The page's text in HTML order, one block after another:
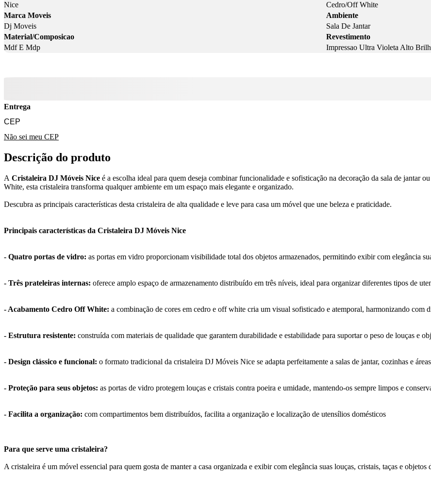
Nice
Cedro/Off White
Marca Moveis
Dj Moveis
Ambiente
Sala De Jantar
Material/Composicao
Mdf E Mdp
Revestimento
Impressao Ultra Violeta Alto
Entrega
Não sei meu CEP
Descrição do produto
A Cristaleira DJ Móveis Nice é a escolha ideal para quem deseja combinar funcionalidade e sofisticação na decoração da sala de jantar
White, esta cristaleira transforma qualquer ambiente em um espaço mais elegante e organizado.
Descubra as principais características desta cristaleira de alta qualidade e leve para casa um móvel que une beleza e praticidade.
Principais características da Cristaleira DJ Móveis Nice
- Quatro portas de vidro: as portas em vidro proporcionam visibilidade total dos objetos armazenados, permitindo exibir com elegância
- Três prateleiras internas: oferece amplo espaço de armazenamento distribuído em três níveis, ideal para organizar diferentes tipos de
- Acabamento Cedro Off White: a combinação de cores em cedro e off white cria um visual sofisticado e atemporal, harmonizando com
- Estrutura resistente: construída com materiais de qualidade que garantem durabilidade e estabilidade para suportar o peso de louças e
- Design clássico e funcional: o formato tradicional da cristaleira DJ Móveis Nice se adapta perfeitamente a salas de jantar, cozinhas e
- Proteção para seus objetos: as portas de vidro protegem louças e cristais contra poeira e umidade, mantendo-os sempre limpos e
- Facilita a organização: com compartimentos bem distribuídos, facilita a organização e localização de utensílios domésticos
Para que serve uma cristaleira?
A cristaleira é um móvel essencial para quem gosta de manter a casa organizada e exibir com elegância suas louças, cristais, taças e